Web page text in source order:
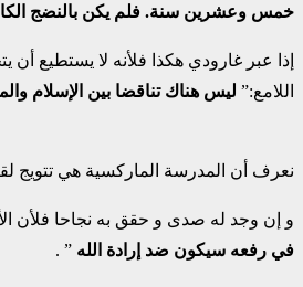
خمس وعشرين سنة. فلم يكن بالنضج الكافي
إذا عبر غارودي هكذا فلأنه لا يستطيع أن
اللامع:” ليس هناك تناقضا بين الإسلام
نعرف أن المدرسة الماركسية هي تتويج
و إن وجد له صدى و حقق به نجاحا فلأن
في رفعه سيكون ضد إرادة الله ” .